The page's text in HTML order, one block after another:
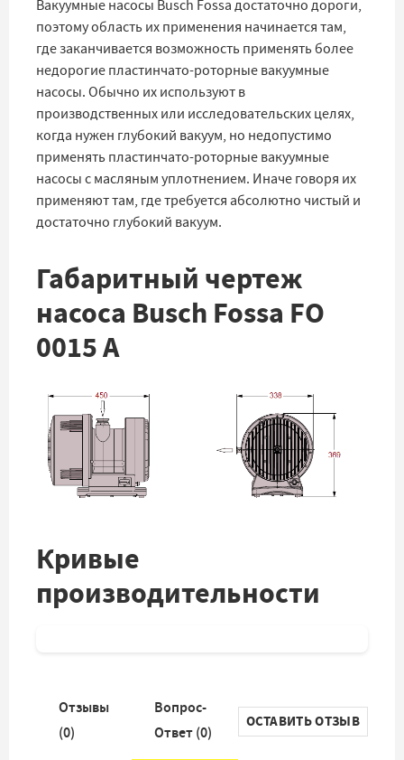
Вакуумные насосы Busch Fossa достаточно дороги,
поэтому область их применения начинается там,
где заканчивается возможность применять более
недорогие пластинчато-роторные вакуумные
насосы. Обычно их используют в
производственных или исследовательских целях,
когда нужен глубокий вакуум, но недопустимо
применять пластинчато-роторные вакуумные
насосы с масляным уплотнением. Иначе говоря их
применяют там, где требуется абсолютно чистый и
достаточно глубокий вакуум.
Габаритный чертеж
насоса Busch Fossa FO
0015 A
Кривые
производительности
Отзывы
(0)
Вопрос-
Ответ (0)
ОСТАВИТЬ ОТЗЫВ